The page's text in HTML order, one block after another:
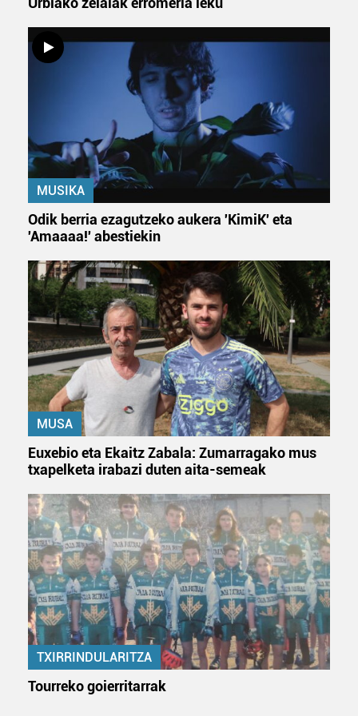
erabiltzen dituen hauta dezakezu.
Bazkide batzuek ez dizute baimenik eskatzen, eta beren
interes komertzial legitimoetan babesten dira. Ikusi gure
bazkideen zerrenda, beren ustez zein helburutarako
duten interes legitimoa eta horren aurka nola egin
dezakezun ikusteko.
Lortu zure datu pertsonalak prozesatzeko moduari
buruzko informazio gehiago eta ezarri zure lehentasunak
zure baimena Cookieen adierazpenean.
Webgune honek cookie propioak eta hirugarrenen cookie-
fitxategiak erabiltzen ditu. Zure esperientzia eta
zerbitzuak hobetzeko asmoz, cookie teknologiaz
baliatzen gara. Ohar hau onartuz gero, teknologia hori
erabiltzeko baimen esplizitua ematen diguzu.Gehiago
irakurri
MUSIKA
Odik berria ezagutzeko aukera 'KimiK' eta
'Amaaaa!' abestiekin
MUSA
Euxebio eta Ekaitz Zabala: Zumarragako mus
txapelketa irabazi duten aita-semeak
TXIRRINDULARITZA
Tourreko goierritarrak